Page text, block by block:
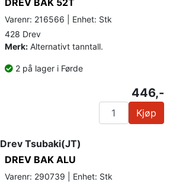
Varenr: 216566 | Enhet: Stk
428 Drev
Merk: Alternativt tanntall.
2 på lager i Førde
446,-
Kjøp
Drev Tsubaki(JT)
DREV BAK ALU
Varenr: 290739 | Enhet: Stk